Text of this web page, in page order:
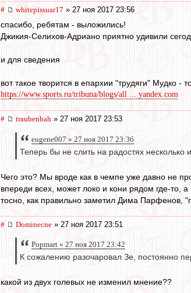
# whitepissuar17 » 27 ноя 2017 23:56
спасибо, ребятам - выложились!
Джикия-Селихов-Адриано приятно удивили
и для сведения
вот такое творится в епархии "трудяги" Мудко -
https://www.sports.ru/tribuna/blogs/all ... yandex.com
# traubenbah » 27 ноя 2017 23:53
eugene007 » 27 ноя 2017 23:36
Теперь бы не слить на радостях несколько
Чего это? Мы вроде как в чемпе уже давно не
впереди всех, может локо и кони рядом где-то,
тосно, как правильно заметил Дима Парфенов,
# Dominecne » 27 ноя 2017 23:51
Popmart » 27 ноя 2017 23:42
К сожалению разочаровал Зе, постоянно
какой из двух голевых не изменил мнение??